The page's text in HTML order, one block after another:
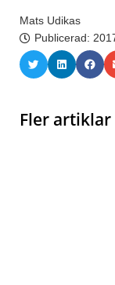
Mats Udikas
Publicerad:
Fler artiklar